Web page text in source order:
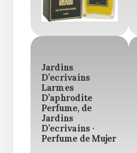
Jardins
D’ecrivains
Larmes
D’aphrodite
Perfume, de
Jardins
D’ecrivains ·
Perfume de Mujer